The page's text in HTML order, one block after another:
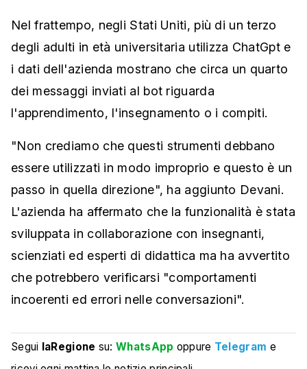
Nel frattempo, negli Stati Uniti, più di un terzo
degli adulti in età universitaria utilizza ChatGpt e
i dati dell'azienda mostrano che circa un quarto
dei messaggi inviati al bot riguarda
l'apprendimento, l'insegnamento o i compiti.
"Non crediamo che questi strumenti debbano
essere utilizzati in modo improprio e questo è un
passo in quella direzione", ha aggiunto Devani.
L'azienda ha affermato che la funzionalità è stata
sviluppata in collaborazione con insegnanti,
scienziati ed esperti di didattica ma ha avvertito
che potrebbero verificarsi "comportamenti
incoerenti ed errori nelle conversazioni".
Segui laRegione su:WhatsApp oppure Telegram e